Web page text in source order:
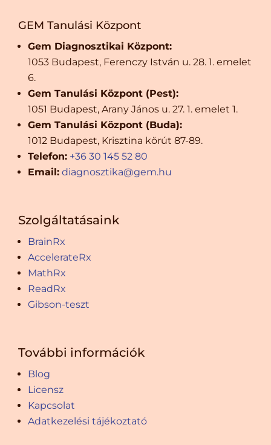
GEM Tanulási Központ
Gem Diagnosztikai Központ:
1053 Budapest, Ferenczy István u. 28. 1. emelet
6.
Gem Tanulási Központ (Pest):
1051 Budapest, Arany János u. 27. 1. emelet 1.
Gem Tanulási Központ (Buda):
1012 Budapest, Krisztina körút 87-89.
Telefon: +36 30 145 52 80
Email: diagnosztika@gem.hu
Szolgáltatásaink
BrainRx
AccelerateRx
MathRx
ReadRx
Gibson-teszt
További információk
Blog
Licensz
Kapcsolat
Adatkezelési tájékoztató